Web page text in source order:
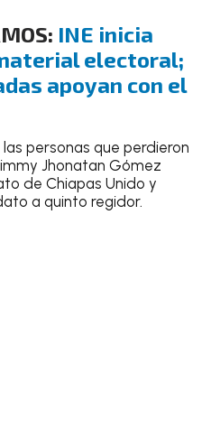
INE inicia
electoral;
apoyan con el
personas que perdieron
Jhonatan Gómez
de Chiapas Unido y
a quinto regidor.